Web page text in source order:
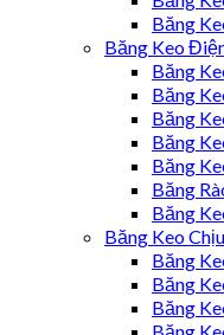
Băng
Băng Keo
Băng
Băng
Băng
Băng
Băng
Băng
Băng
Băng Keo
Băng
Băng
Băng
Băng